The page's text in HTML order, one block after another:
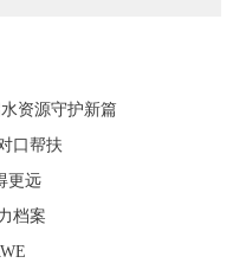
资源守护新篇
口帮扶
更远
档案